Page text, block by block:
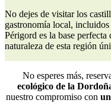
No dejes de visitar los
gastronomía local,
Périgord es la base
naturaleza de esta región
No esperes más,
ecológico de la
nuestro compromiso con